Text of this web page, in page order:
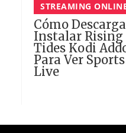
STREAMING
Cómo
Instalar Rising
Tides Kodi
Para Ver Sports
Live